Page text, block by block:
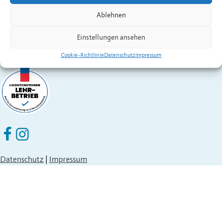
Ablehnen
Einstellungen ansehen
Cookie-RichtlinieDatenschutzImpressum
Festnetz+423 377 50 10,verwaltung@eschen.li
Eschen Nendeln auf Facebook
Eschen Nendeln auf Instagram
Datenschutz | Impressum